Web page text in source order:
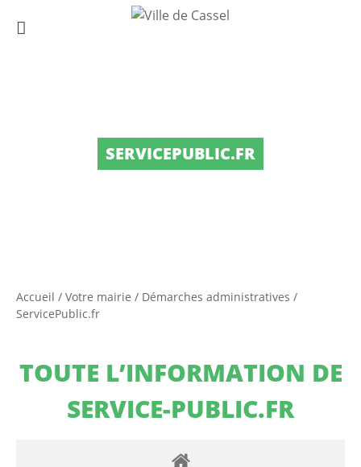
SERVICEPUBLIC.FR
Accueil / Votre mairie / Démarches administratives /
ServicePublic.fr
TOUTE L’INFORMATION DE
SERVICE-PUBLIC.FR